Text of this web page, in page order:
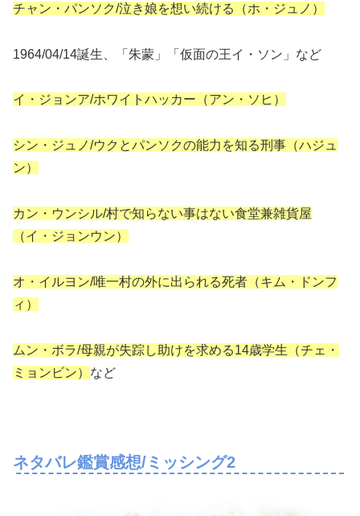
チャン・パンソク/泣き娘を想い続ける（ホ・ジュノ）
1964/04/14誕生、「朱蒙」「仮面の王イ・ソン」など
イ・ジョンア/ホワイトハッカー（アン・ソヒ）
シン・ジュノ/ウクとパンソクの能力を知る刑事（ハジュ
ン）
カン・ウンシル/村で知らない事はない食堂兼雑貨屋
（イ・ジョンウン）
オ・イルヨン/唯一村の外に出られる死者（キム・ドンフ
ィ）
ムン・ボラ/母親が失踪し助けを求める14歳学生（チェ・
ミョンビン） など
ネタバレ鑑賞感想/ミッシング2